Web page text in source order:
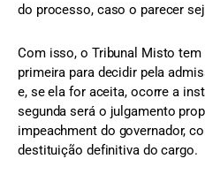
do processo, caso o parecer
Com isso, o Tribunal Misto
primeira para decidir pela
e, se ela for aceita, ocorre a
segunda será o julgamento
impeachment do governador,
destituição definitiva do cargo.